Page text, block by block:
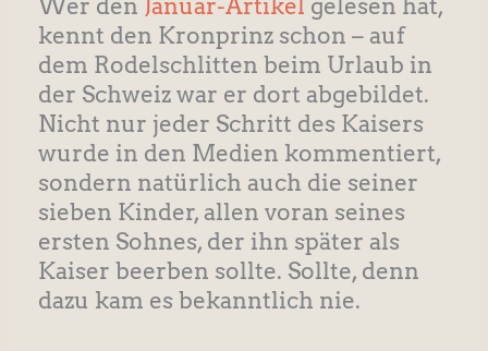
Wer den Januar-Artikel gelesen hat,
kennt den Kronprinz schon – auf
dem Rodelschlitten beim Urlaub in
der Schweiz war er dort abgebildet.
Nicht nur jeder Schritt des Kaisers
wurde in den Medien kommentiert,
sondern natürlich auch die seiner
sieben Kinder, allen voran seines
ersten Sohnes, der ihn später als
Kaiser beerben sollte. Sollte, denn
dazu kam es bekanntlich nie.